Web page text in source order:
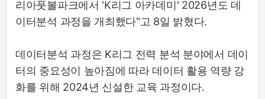
리아풋볼파크에서 'K리그 아카데미' 2026년도 데
이터분석 과정을 개최했다"고 8일 밝혔다.
데이터분석 과정은 K리그 전력 분석 분야에서 데이
터의 중요성이 높아짐에 따라 데이터 활용 역량 강
화를 위해 2024년 신설한 교육 과정이다.